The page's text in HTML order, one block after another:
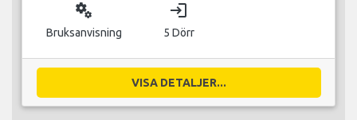
miscellaneous_services
Bruksanvisning
login
5 Dörr
VISA DETALJER...